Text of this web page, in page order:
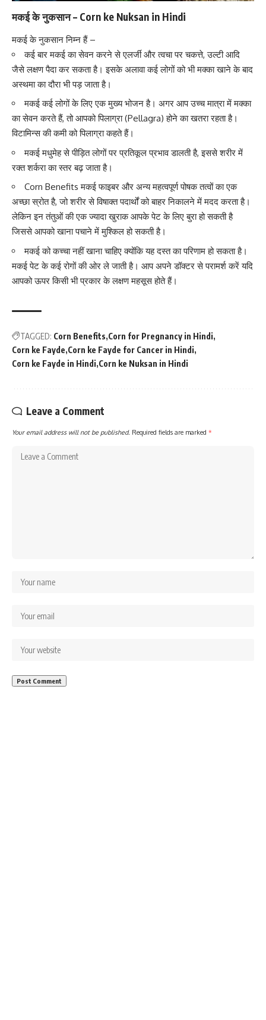
मकई के नुकसान – Corn ke Nuksan in Hindi
मकई के नुकसान निम्न हैं –
कई बार मकई का सेवन करने से एलर्जी और त्वचा पर चकत्ते, उल्टी आदि
जैसे लक्षण पैदा कर सकता है। इसके अलावा कई लोगों को भी मक्का खाने के बाद
अस्थमा का दौरा भी पड़ जाता है।
मकई कई लोगों के लिए एक मुख्य भोजन है। अगर आप उच्च मात्रा में मक्का
का सेवन करते हैं, तो आपको पिलाग्रा (Pellagra) होने का खतरा रहता है।
विटामिन्स की कमी को पिलाग्रा कहते हैं।
मकई मधुमेह से पीड़ित लोगों पर प्रतिकूल प्रभाव डालती है, इससे शरीर में
रक्त शर्करा का स्तर बढ़ जाता है।
Corn Benefits मकई फाइबर और अन्य महत्वपूर्ण पोषक तत्वों का एक
अच्छा स्रोत है, जो शरीर से विषाक्त पदार्थों को बाहर निकालने में मदद करता है।
लेकिन इन तंतुओं की एक ज्यादा खुराक आपके पेट के लिए बुरा हो सकती है
जिससे आपको खाना पचाने में मुश्किल हो सकती है।
मकई को कच्चा नहीं खाना चाहिए क्योंकि यह दस्त का परिणाम हो सकता है।
मकई पेट के कई रोगों की ओर ले जाती है। आप अपने डॉक्टर से परामर्श करें यदि
आपको ऊपर किसी भी प्रकार के लक्षण महसूस होते हैं।
TAGGED: Corn Benefits Corn for Pregnancy in Hindi
Corn ke Fayde Corn ke Fayde for Cancer in Hindi
Corn ke Fayde in Hindi Corn ke Nuksan in Hindi
Leave a Comment
Your email address will not be published. Required fields are marked *